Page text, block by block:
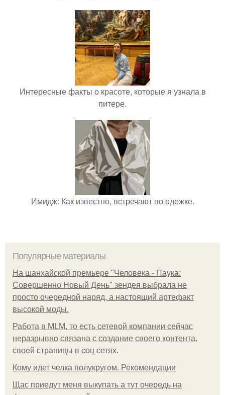
Интересные факты о красоте, которые я узнала в
питере.
Имидж: Как известно, встречают по одежке.
Популярные материалы
На шанхайской премьере "Человека - Паука:
Совершенно Новый День" зендея выбрала не
просто очередной наряд, а настоящий артефакт
высокой моды.
Работа в MLM, то есть сетевой компании сейчас
неразрывно связана с создание своего контента,
своей страницы в соц сетях.
Кому идет челка полукругом. Рекомендации
Щас приедут меня выкупать а тут очередь на